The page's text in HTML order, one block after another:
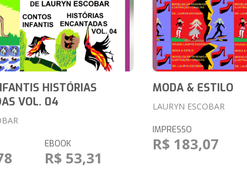
HISTÓRIAS
VOL. 04
EBOOK
R$ 53,31
MODA & ESTILO
LAURYN ESCOBAR
IMPRESSO
R$ 183,07